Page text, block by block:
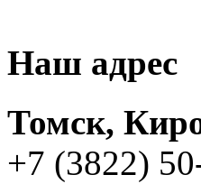
Наш адрес
Томск,
+7 (3822)